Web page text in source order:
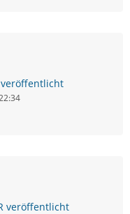
veröffentlicht
veröffentlicht